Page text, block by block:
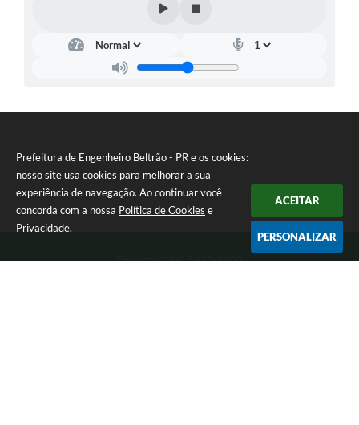
Prefeitura de Engenheiro Beltrão - PR e os cookies:
nosso site usa cookies para melhorar a sua
experiência de navegação. Ao continuar você
concorda com a nossa Política de Cookies e
Privacidade.
ACEITAR
PERSONALIZAR
Telefone: (44) 3537-8100